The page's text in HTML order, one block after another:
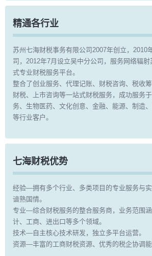
精通各行业
苏州七海财税事务有限公司2007年创立，2010
司，2012年7月设立吴中分公司，服务网络辐
式专业财税服务平台。
整合了创业服务、代理记账、财税咨询、税收
财税、上市咨询等一站式财税服务，成功服务
务、生物医药、文化创意、金融、能源、制造
等行业客户。
七海财税优势
经验—拥有多个行业、多类项目的专业服务与实
谙熟国情。
专业—综合财税服务的整合服务商，业务范围
计、工商、进出口等多个领域。
技术—自主核心技术研发，独立多平台运营。
资源—丰富的工商财税资源、优秀的税企协调能